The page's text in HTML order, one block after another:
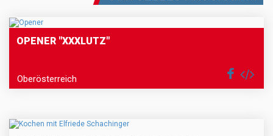
OPENER "XXXLUTZ"
Oberösterreich